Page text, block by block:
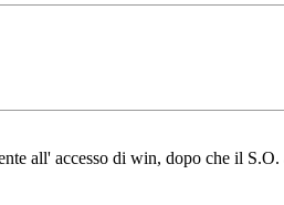
all' accesso di win, dopo che il S.O.